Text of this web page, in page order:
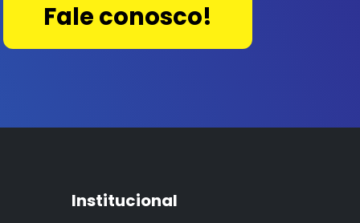
Fale conosco!
Institucional